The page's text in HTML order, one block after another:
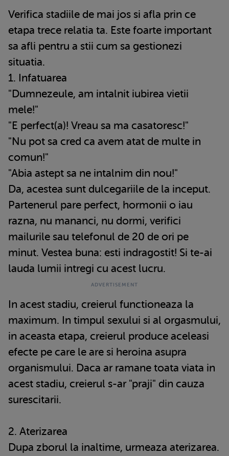
Verifica stadiile de mai jos si afla prin ce
etapa trece relatia ta. Este foarte important
sa afli pentru a stii cum sa gestionezi
situatia.
1. Infatuarea
"Dumnezeule, am intalnit iubirea vietii
mele!"
"E perfect(a)! Vreau sa ma casatoresc!"
"Nu pot sa cred ca avem atat de multe in
comun!"
"Abia astept sa ne intalnim din nou!"
Da, acestea sunt dulcegariile de la inceput.
Partenerul pare perfect, hormonii o iau
razna, nu mananci, nu dormi, verifici
mailurile sau telefonul de 20 de ori pe
minut. Vestea buna: esti indragostit! Si te-ai
lauda lumii intregi cu acest lucru.
In acest stadiu, creierul functioneaza la
maximum. In timpul sexului si al orgasmului,
in aceasta etapa, creierul produce aceleasi
efecte pe care le are si heroina asupra
organismului. Daca ar ramane toata viata in
acest stadiu, creierul s-ar "praji" din cauza
surescitarii.
2. Aterizarea
Dupa zborul la inaltime, urmeaza aterizarea.